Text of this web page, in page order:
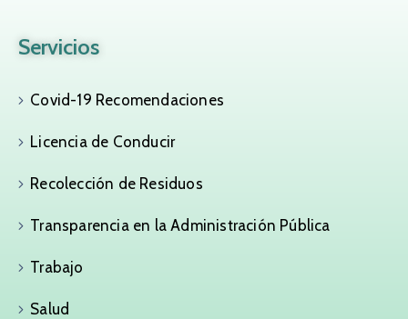
Servicios
Covid-19 Recomendaciones
Licencia de Conducir
Recolección de Residuos
Transparencia en la Administración Pública
Trabajo
Salud